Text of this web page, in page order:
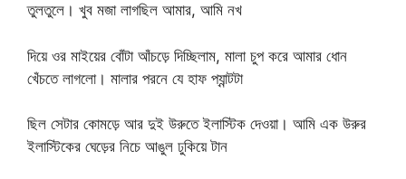
তুলতুলে। খুব মজা লাগছিল আমার, আমি নখ
দিয়ে ওর মাইয়ের বোঁটা আঁচড়ে দিচ্ছিলাম, মালা চুপ করে আমার ধোন
খেঁচতে লাগলো। মালার পরনে যে হাফ প্যান্টটা
ছিল সেটার কোমড়ে আর দুই উরুতে ইলাস্টিক দেওয়া। আমি এক উরুর
ইলাস্টিকের ঘেড়ের নিচে আঙুল ঢুকিয়ে টান